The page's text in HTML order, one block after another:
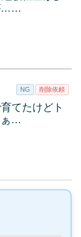
……
NG 削除依頼
てたけどト
ぁ…